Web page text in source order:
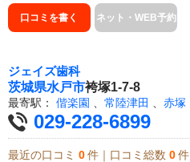
口コミを書く ネット・WEB予約
ジェイズ歯科
茨城県水戸市袴塚1-7-8
最寄駅： 偕楽園 常陸津田 赤塚
029-228-6899
最近の口コミ 0 件｜口コミ総数 0 件